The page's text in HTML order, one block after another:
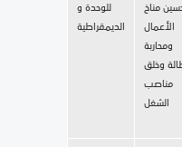
للوحدة و
الديمقراطية
مناخ
الأعمال
ومحاربة
وخلق
مناصب
الشغل